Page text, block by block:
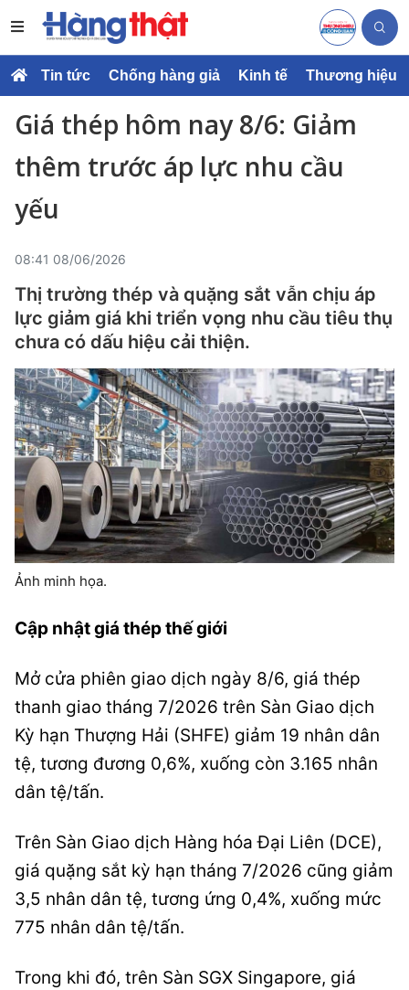
Tin tức Chống hàng giả Kinh tế Thương hiệu
Giá thép hôm nay 8/6: Giảm
thêm trước áp lực nhu cầu
yếu
08:41 08/06/2026
Thị trường thép và quặng sắt vẫn chịu áp
lực giảm giá khi triển vọng nhu cầu tiêu thụ
chưa có dấu hiệu cải thiện.
Ảnh minh họa.
Cập nhật giá thép thế giới
Mở cửa phiên giao dịch ngày 8/6, giá thép
thanh giao tháng 7/2026 trên Sàn Giao dịch
Kỳ hạn Thượng Hải (SHFE) giảm 19 nhân dân
tệ, tương đương 0,6%, xuống còn 3.165 nhân
dân tệ/tấn.
Trên Sàn Giao dịch Hàng hóa Đại Liên (DCE),
giá quặng sắt kỳ hạn tháng 7/2026 cũng giảm
3,5 nhân dân tệ, tương ứng 0,4%, xuống mức
775 nhân dân tệ/tấn.
Trong khi đó, trên Sàn SGX Singapore, giá